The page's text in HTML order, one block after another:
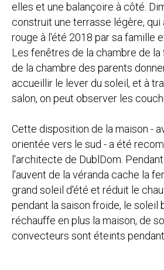
elles et une balançoire à côté.
construit une terrasse légère, qui
rouge à l'été 2018 par sa famille
Les fenêtres de la chambre de la
de la chambre des parents
accueillir le lever du soleil, et à
salon, on peut observer les
Cette disposition de la maison -
orientée vers le sud - a été
l'architecte de DublDom.
l'auvent de la véranda cache la
grand soleil d'été et réduit le
pendant la saison froide, le soleil
réchauffe en plus la maison, de
convecteurs sont éteints pendant